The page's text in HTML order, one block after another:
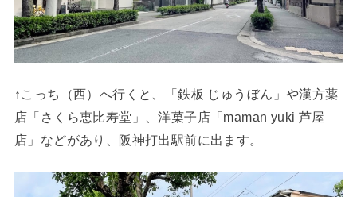
↑こっち（西）へ行くと、「鉄板 じゅうぼん」や漢方薬
店「さくら恵比寿堂」、洋菓子店「maman yuki 芦屋
店」などがあり、阪神打出駅前に出ます。